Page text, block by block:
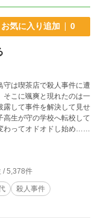
お気に入り追加 0
は喫茶店で殺人事件に遭
そこに颯爽と現れたのは一
露して事件を解決して見せ
高生が守の学校へ転校して
わってオドオドし始め…。
くと別人かのように豹変
アの守がタッグを組み、
になろうでも投稿して
/ 5,378件
殺人事件